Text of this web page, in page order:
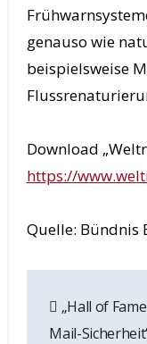
genauso wie
beispielsweise
Download
https://
Quelle: Bündnis
„Hall of
Mail-